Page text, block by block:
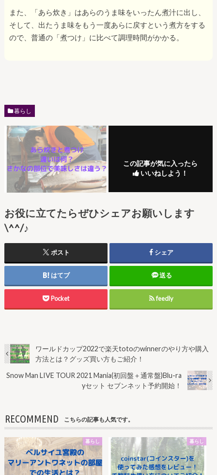
また、「あら炊き」はあらのうま味をいったん煮汁に出し、
そして、出たうま味をもう一度あらに戻すという煮方をする
ので、普通の「煮つけ」に比べて調理時間がかかる。
暮らし
この記事が気に入ったら
いいねしよう！
お役に立てたらぜひシェアお願いします
\^^/♪
ポスト シェア
はてブ 送る
Pocket feedly
ワールドカップ2022で楽天totoのwinnerのやり方や購入
方法とは？グッズ買い方もご紹介！
Snow Man LIVE TOUR 2021 Mania(初回盤＋通常盤)Blu-ra
yセット セブンネット予約開始！
RECOMMEND こちらの記事も人気です。
暮らし 暮らし